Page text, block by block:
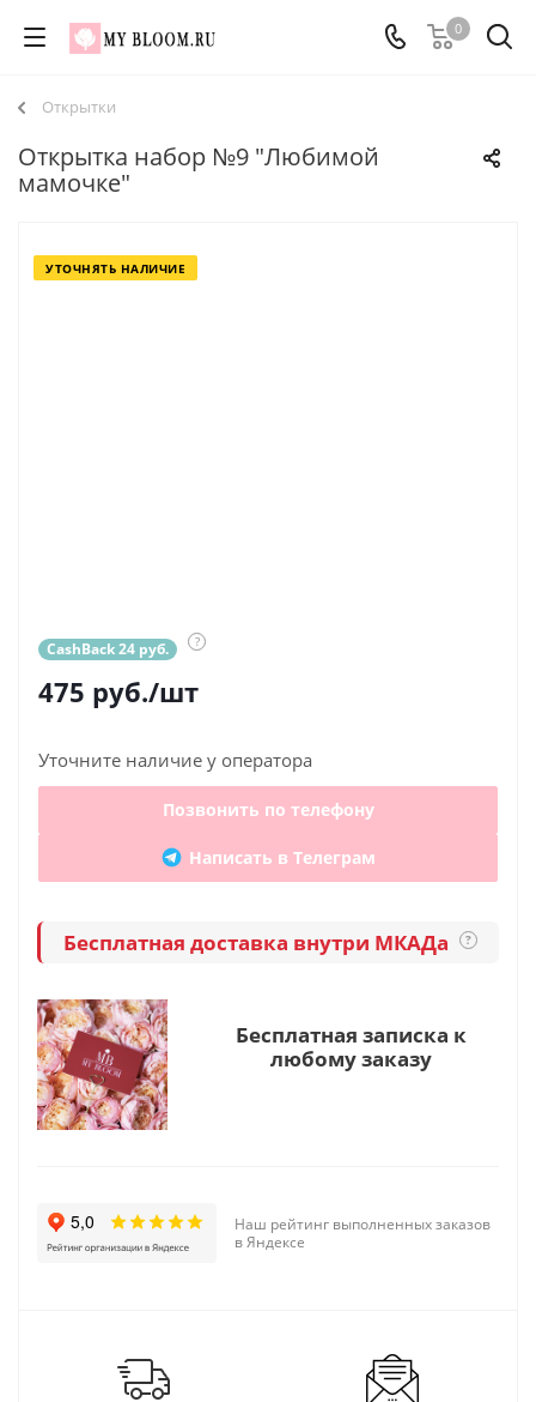
0
Открытки
Открытка набор №9 "Любимой
мамочке"
УТОЧНЯТЬ НАЛИЧИЕ
CashBack 24 руб. ?
475 руб./шт
Уточните наличие у оператора
Позвонить по телефону
Написать в Телеграм
Бесплатная доставка внутри МКАДа ?
Бесплатная записка к
любому заказу
Наш рейтинг выполненных заказов
в Яндексе